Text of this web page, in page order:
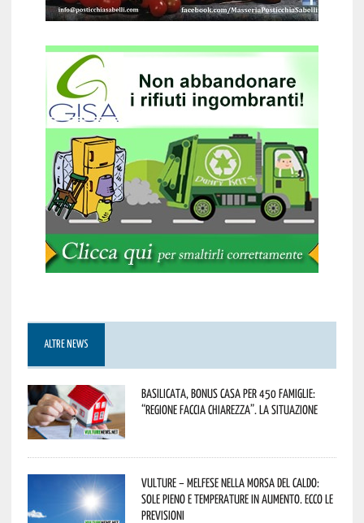
ALTRE NEWS
Basilicata, Bonus casa per 450 famiglie:
“Regione faccia chiarezza”. La situazione
Vulture – melfese nella morsa del caldo:
sole pieno e temperature in aumento. Ecco le
previsioni